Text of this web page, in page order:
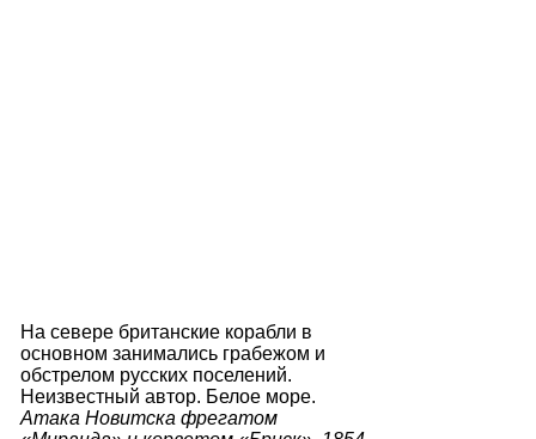
На севере британские корабли в
основном занимались грабежом и
обстрелом русских поселений.
Неизвестный автор. Белое море.
Атака Новитска фрегатом